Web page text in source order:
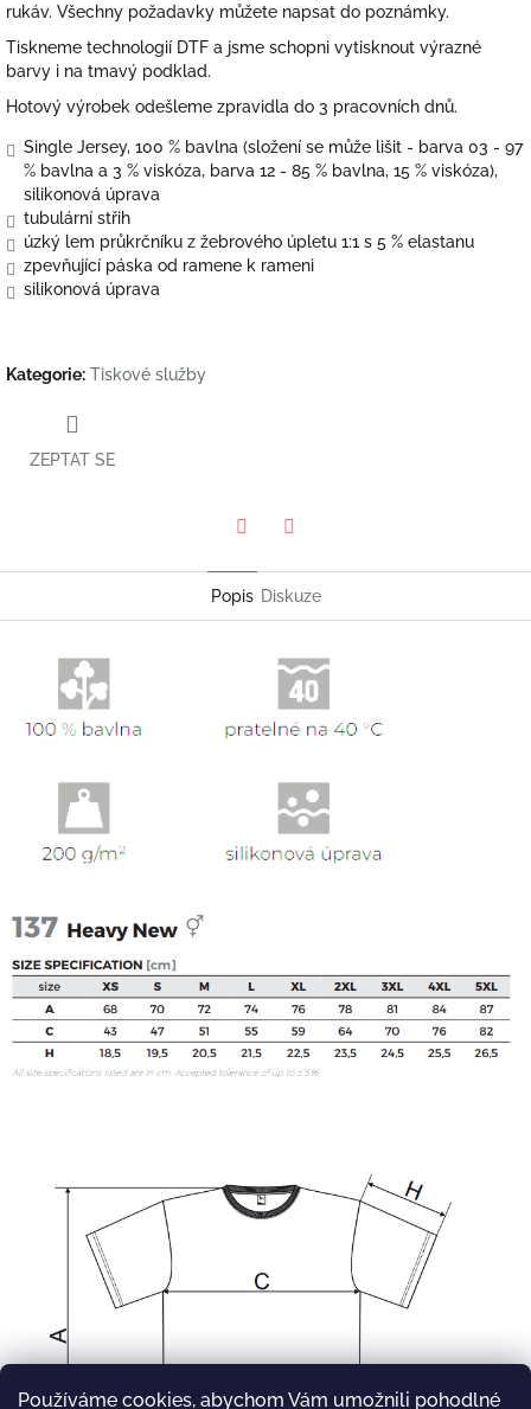
Používáme cookies, abychom Vám umožnili pohodlné
rukáv. Všechny požadavky můžete napsat do poznámky.
Tiskneme technologií DTF a jsme schopni vytisknout výrazné
barvy i na tmavý podklad.
Hotový výrobek odešleme zpravidla do 3 pracovních dnů.
Single Jersey, 100 % bavlna (složení se může lišit - barva 03 - 97
% bavlna a 3 % viskóza, barva 12 - 85 % bavlna, 15 % viskóza),
silikonová úprava
tubulární střih
úzký lem průkrčníku z žebrového úpletu 1:1 s 5 % elastanu
zpevňující páska od ramene k rameni
silikonová úprava
Kategorie: Tiskové služby
ZEPTAT SE
Popis Diskuze